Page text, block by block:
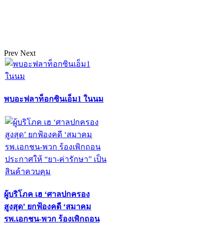
Prev Next
พบอะฟลาท็อกซินเอ็ม1 ในนม
ผู้บริโภค เฮ ‘ศาลปกครอง
สูงสุด’ ยกฟ้องคดี ‘สมาคม
รพ.เอกชน-พวก ร้องเพิกถอน